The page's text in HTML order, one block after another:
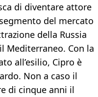
di diventare attore
del mercato
della Russia
Mediterraneo. Con la
all’esilio, Cipro è
Non a caso il
di cinque anni il